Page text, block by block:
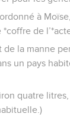
à
de
de la manne
un pays
quatre